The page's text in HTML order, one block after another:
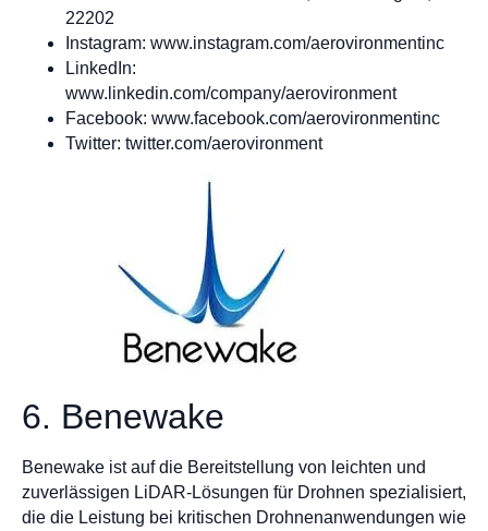
22202
Instagram: www.instagram.com/aerovironmentinc
LinkedIn:
www.linkedin.com/company/aerovironment
Facebook: www.facebook.com/aerovironmentinc
Twitter: twitter.com/aerovironment
6. Benewake
Benewake ist auf die Bereitstellung von leichten und
zuverlässigen LiDAR-Lösungen für Drohnen spezialisiert,
die die Leistung bei kritischen Drohnenanwendungen wie